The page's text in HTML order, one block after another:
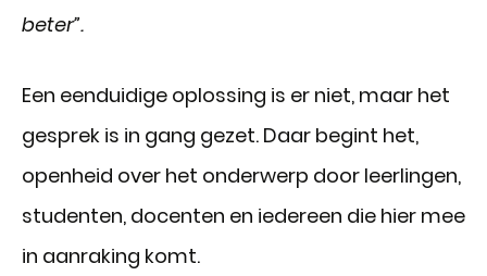
beter”.
Een eenduidige oplossing is er niet, maar het
gesprek is in gang gezet. Daar begint het,
openheid over het onderwerp door leerlingen,
studenten, docenten en iedereen die hier mee
in aanraking komt.